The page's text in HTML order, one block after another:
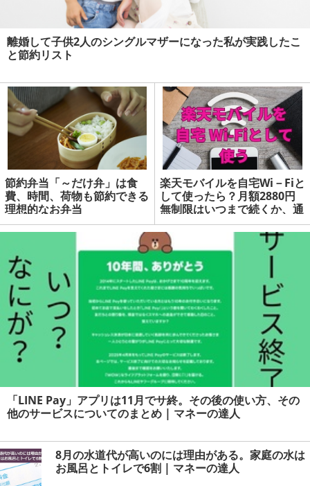
離婚して子供2人のシングルマザーになった私が実践したこ
と節約リスト
節約弁当「～だけ弁」は食
費、時間、荷物も節約できる
理想的なお弁当
楽天モバイルを自宅Wi－Fiと
して使ったら？月額2880円
無制限はいつまで続くか、通
信速度、何台までテザリング
できるか | マネーの達人
「LINE Pay」アプリは11月でサ終。その後の使い方、その
他のサービスについてのまとめ | マネーの達人
8月の水道代が高いのには理由がある。家庭の水は
お風呂とトイレで6割 | マネーの達人